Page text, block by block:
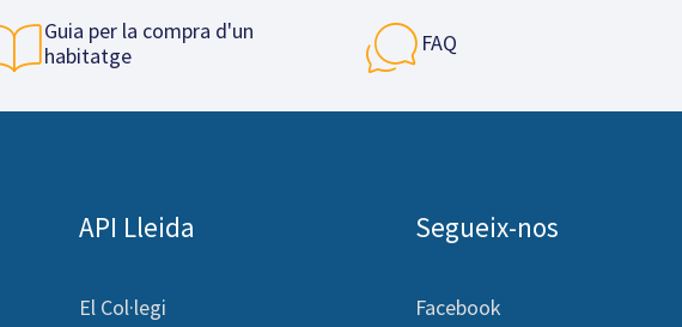
Guia per la compra d'un
habitatge
FAQ
API Lleida
El Col·legi
Segueix-nos
Facebook